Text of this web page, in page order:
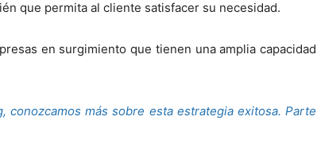
que permita al cliente satisfacer su necesidad.
en surgimiento que tienen una amplia capacidad
conozcamos más sobre esta estrategia exitosa. Parte